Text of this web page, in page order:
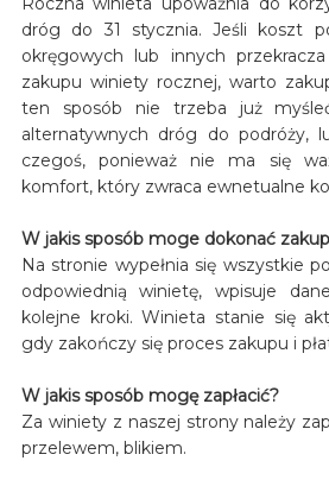
dróg do 31 stycznia. Jeśli koszt
okręgowych lub innych
zakupu winiety rocznej, warto
ten sposób nie trzeba już
alternatywnych dróg do podróży,
czegoś, ponieważ nie ma się
komfort, który zwraca ewnetualne
W jakis sposób moge dokonać
Na stronie wypełnia się wszystkie
odpowiednią winietę, wpisuje
kolejne kroki. Winieta stanie się
gdy zakończy się proces zakupu i
W jakis sposób mogę zapłacić?
Za winiety z naszej strony należy
przelewem, blikiem.